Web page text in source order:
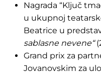
Nagrada “Ključ
u ukupnoj
Beatrice u
sablasne nevene“
Grand prix za
Jovanovskim za